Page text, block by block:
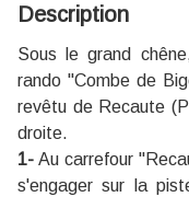
Description
Sous le grand
rando ''Combe de
revêtu de Recaute
droite.
1- Au carrefour
s'engager sur la